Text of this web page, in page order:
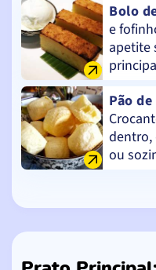
Bolo
e
apetite
Pão
dentro,
ou